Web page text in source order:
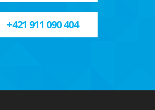
+421 911 090 404